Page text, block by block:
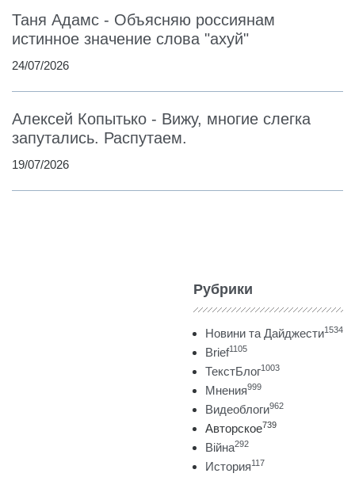
Таня Адамс - Объясняю россиянам
истинное значение слова "ахуй"
24/07/2026
Алексей Копытько - Вижу, многие слегка
запутались. Распутаем.
19/07/2026
Рубрики
Новини та Дайджести1534
Brief1105
ТекстБлог1003
Мнения999
Видеоблоги962
Авторское739
Війна292
История117